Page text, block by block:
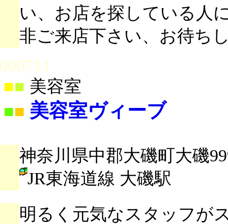
い、お店を探している人
非ご来店下さい、お待ち
■ 美容室
■■ 美容室ヴィーブ
神奈川県中郡大磯町大磯
JR東海道線 大磯駅
明るく元気なスタッフが